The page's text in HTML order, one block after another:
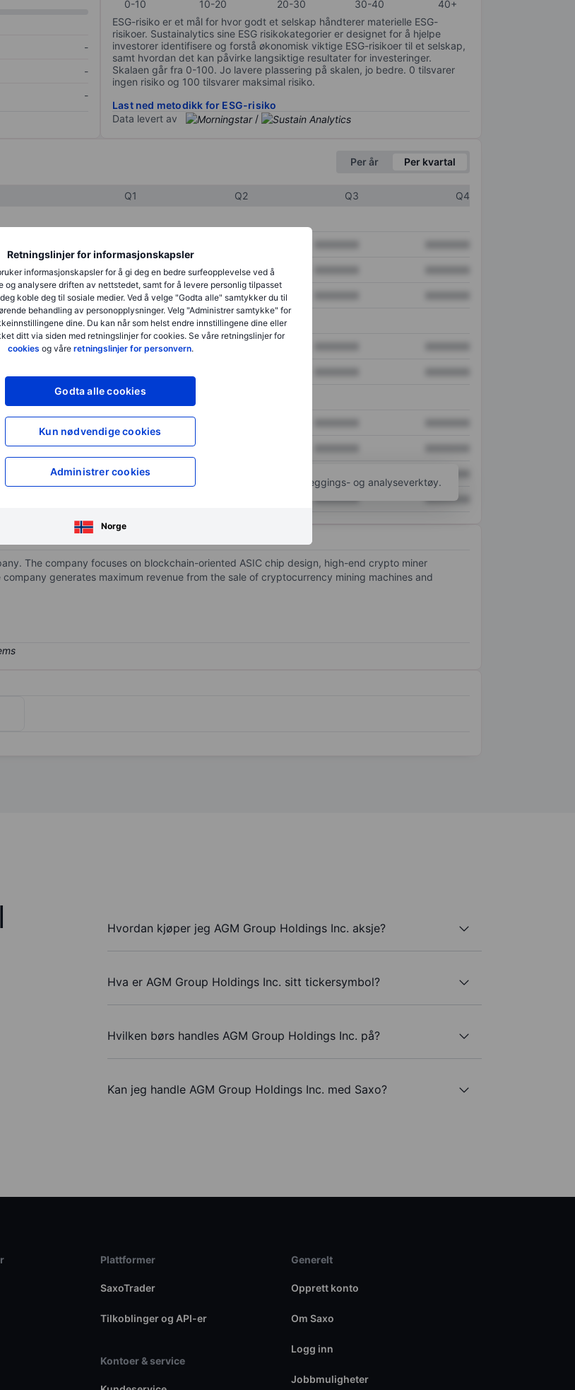
Retningslinjer for informasjonskapsler
informasjonskapsler for å gi deg en bedre surfeopplevelse ved å
og analysere driften av nettstedet, samt for å levere personlig tilpasset
koble deg til sosiale medier. Ved å velge "Godta alle" samtykker du til
behandling av personopplysninger. Velg "Administrer samtykke" for
dine. Du kan når som helst endre innstillingene dine eller
ditt via siden med retningslinjer for cookies. Se våre retningslinjer for
cookies og våre retningslinjer for personvern.
Godta alle cookies
Kun nødvendige cookies
Administrer cookies
Norge
-
-
-
0-10 10-20 20-30 30-40
40+
ESG-risiko er et mål for hvor godt et selskap håndterer materielle ESG-
risikoer. Sustainalytics sine ESG risikokategorier er designet for å hjelpe
investorer identifisere og forstå økonomisk viktige ESG-risikoer til et selskap,
samt hvordan det kan påvirke langsiktige resultater for investeringer.
Skalaen går fra 0-100. Jo lavere plassering på skalen, jo bedre. 0 tilsvarer
ingen risiko og 100 tilsvarer maksimal risiko.
Last ned metodikk for ESG-risiko
Data levert av
/
Per år Per kvartal
Q1 Q2 Q3
Q4
XXXXXXX XXXXXXX
XXXXXXX XXXXXXX
XXXXXXX
XXXXXXX
XXXXXXX
XXXXXXX XXXXXXX
for å få tilgang til flere kartleggings- og analyseverktøy.
The company focuses on blockchain-oriented ASIC chip design, high-end crypto miner
generates maximum revenue from the sale of cryptocurrency mining machines and
Hvordan kjøper jeg AGM Group Holdings Inc. aksje?
Hva er AGM Group Holdings Inc. sitt tickersymbol?
Hvilken børs handles AGM Group Holdings Inc. på?
Kan jeg handle AGM Group Holdings Inc. med Saxo?
Plattformer
SaxoTrader
Tilkoblinger og API-er
Kontoer & service
Generelt
Opprett konto
Om Saxo
Logg inn
Jobbmuligheter